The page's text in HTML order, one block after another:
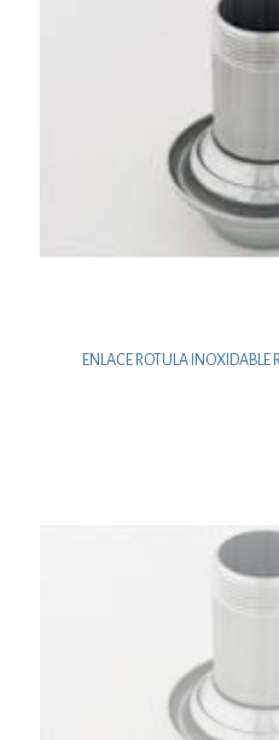
ENLACE ROTULA